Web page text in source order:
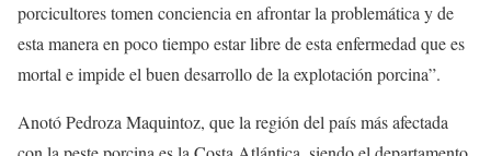
porcicultores tomen conciencia en afrontar la problemática y de
esta manera en poco tiempo estar libre de esta enfermedad que es
mortal e impide el buen desarrollo de la explotación porcina”.
Anotó Pedroza Maquintoz, que la región del país más afectada